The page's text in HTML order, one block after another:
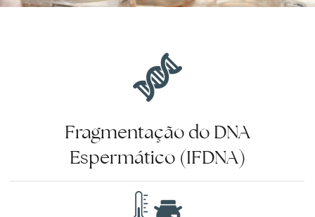
Fragmentação do DNA
Espermático (IFDNA)